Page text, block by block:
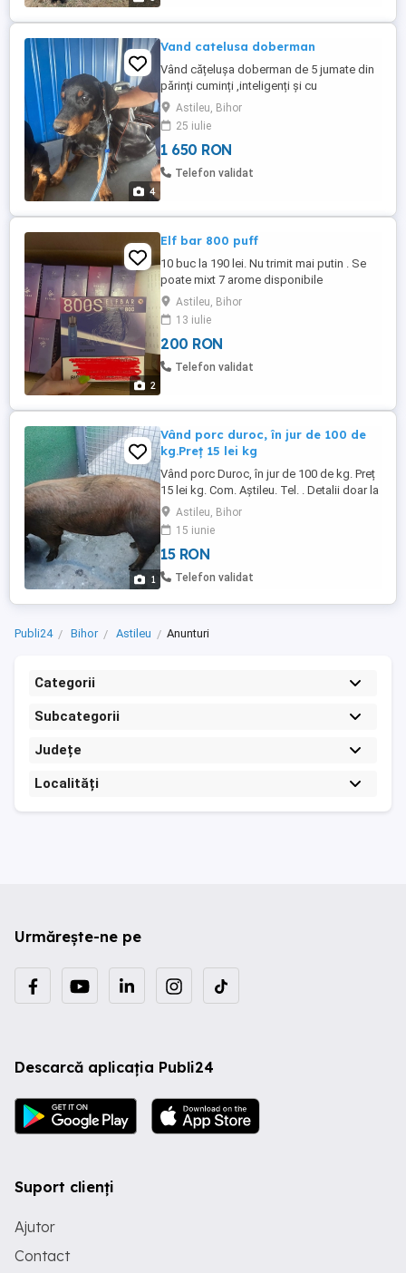
4
Vand catelusa doberman
Vând cățelușa doberman de 5 jumate din
părinți cuminți ,inteligenți și cu
pedigree,mai multe detalii la telefon
Astileu, Bihor
25 iulie
1 650 RON
Telefon validat
2
Elf bar 800 puff
10 buc la 190 lei. Nu trimit mai putin . Se
poate mixt 7 arome disponibile
Astileu, Bihor
13 iulie
200 RON
Telefon validat
1
Vând porc duroc, în jur de 100 de
kg.Preț 15 lei kg
Vând porc Duroc, în jur de 100 de kg. Preț
15 lei kg. Com. Aștileu. Tel. . Detalii doar la
telefon.
Astileu, Bihor
15 iunie
15 RON
Telefon validat
Publi24 Bihor Astileu Anunturi
Categorii
Subcategorii
Județe
Localități
Urmărește-ne pe
Descarcă aplicația Publi24
Suport clienți
Ajutor
Contact